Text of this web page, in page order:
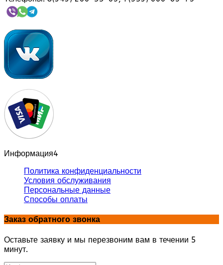
Информация4
Политика конфиденциальности
Условия обслуживания
Персональные данные
Способы оплаты
Заказ обратного звонка
Оставьте заявку и мы перезвоним вам в течении 5
минут.